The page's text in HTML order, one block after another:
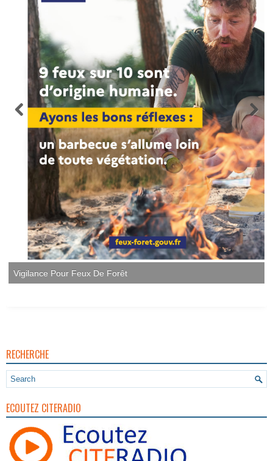
RECHERCHE
ECOUTEZ CITERADIO